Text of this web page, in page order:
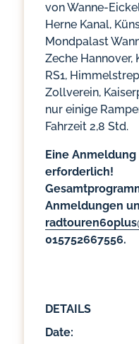
von Wanne-
Herne Kanal,
Mondpalast
Zeche Hannover,
RS1,
Zollverein,
nur einige
Fahrzeit 2,8 Std.
Eine
erforderlich!
Anmeldungen
015752667556.
DETAILS
Date: